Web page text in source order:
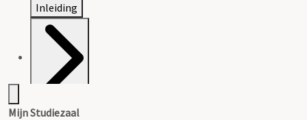
Inleiding
Mijn Studiezaal